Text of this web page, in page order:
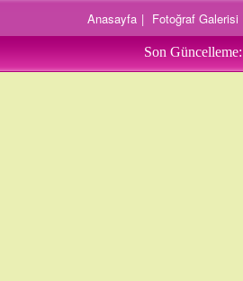
Anasayfa | Fotoğraf Galerisi
Son Güncelleme: